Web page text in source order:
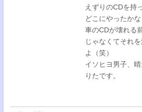
えずりのCDを持
どこにやったかな
車のCDが壊れる
じゃなくてそれ
よ（笑）
イソヒヨ男子、
りたです。